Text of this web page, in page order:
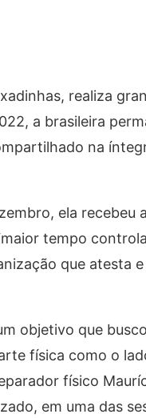
realiza
a brasileira
na
ela recebeu
tempo
que atesta
objetivo que
física como o
físico
em uma das